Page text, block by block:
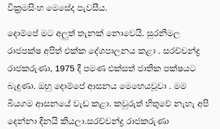
වික්‍රමසිංහ මෙසේද පැවසීය.
දොම්පේ මට අලුත් තැනක් නොවෙයි. සුරනිමල
රාජපක්ෂ අපිත් එක්ක දේශපාලනය කළා . සරච්චන්ද්‍ර
රාජකරුණා, 1975 දී පමණ එක්සත් ජාතික පක්ෂයට
බැඳුණා. ඔහු දොම්පේ ආසනය මෙහෙයවූවා . මම
බියගම ආසනයේ වැඩ කළා. කවුරුත් හිතුවේ නැහැ අපි
දෙන්නා දිනයි කියලා.සරච්චන්ද්‍ර රාජකරුණා